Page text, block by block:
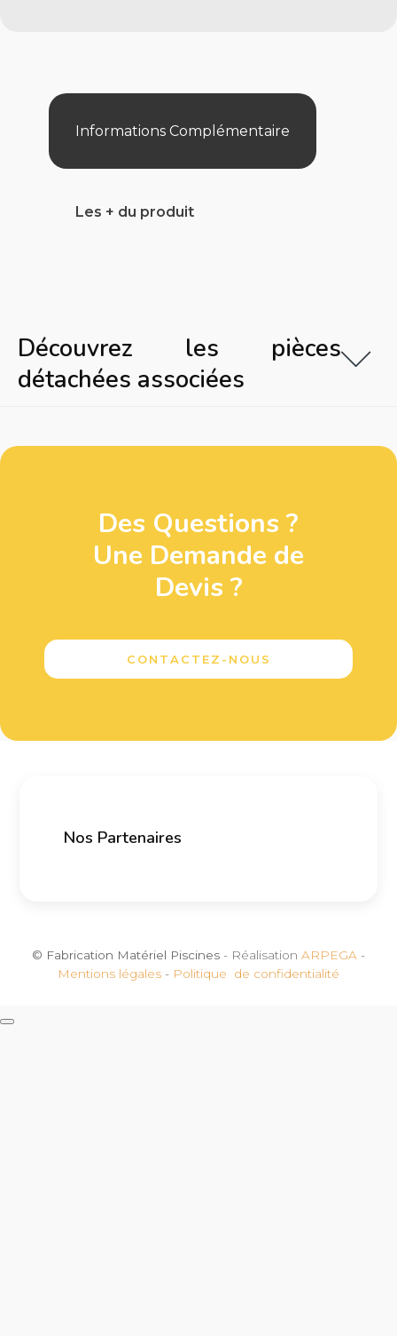
Informations Complémentaire
Les + du produit
Découvrez les pièces
détachées associées
Des Questions ?
Une Demande de
Devis ?
CONTACTEZ-NOUS
Nos Partenaires
© Fabrication Matériel Piscines - Réalisation ARPEGA -
Mentions légales - Politique de confidentialité